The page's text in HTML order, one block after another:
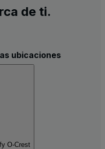
de ti.
ubicaciones
O-Crest